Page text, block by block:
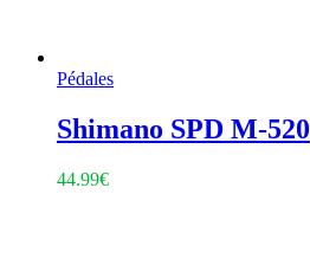
Pédales
Shimano SPD M-520
44.99€